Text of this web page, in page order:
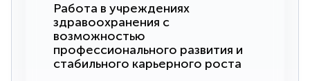
Работа в учреждениях
здравоохранения с
возможностью
профессионального развития и
стабильного карьерного роста